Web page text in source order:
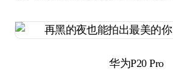
华为P20 Pro